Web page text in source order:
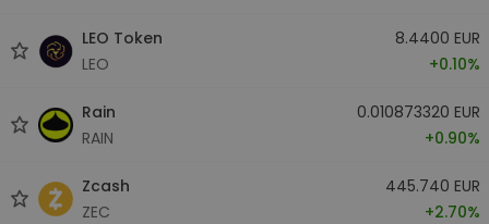
LEO Token
LEO
8.4400 EUR
+0.10%
Rain
RAIN
0.010873320 EUR
+0.90%
Zcash
ZEC
445.740 EUR
+2.70%